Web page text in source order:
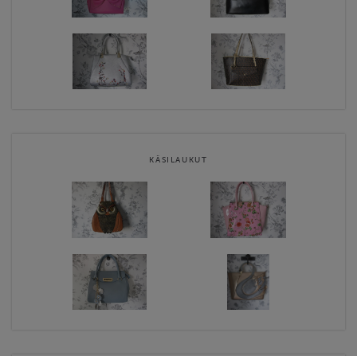
pirjo.lindroos@gmail.com
Naisten karkkikauppa terms & conditions
KÄSILAUKUT